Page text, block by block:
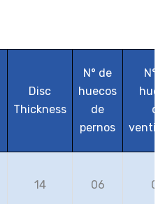
Disc
Thickness
N° de
huecos
de
pernos
N°
de
14 06 06